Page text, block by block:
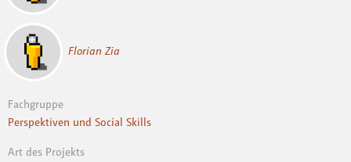
Florian Zia
Fachgruppe
Perspektiven und Social Skills
Art des Projekts